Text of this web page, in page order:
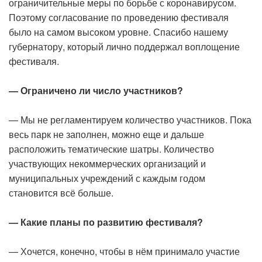
Поэтому согласование по проведению фестиваля
было на самом высоком уровне. Спасибо нашему
губернатору, который лично поддержал воплощение
фестиваля.
— Ограничено ли число участников?
— Мы не регламентируем количество участников. Пока
весь парк не заполнен, можно еще и дальше
расположить тематические шатры. Количество
участвующих некоммерческих организаций и
муниципальных учреждений с каждым годом
становится всё больше.
— Какие планы по развитию фестиваля?
— Хочется, конечно, чтобы в нём принимало участие